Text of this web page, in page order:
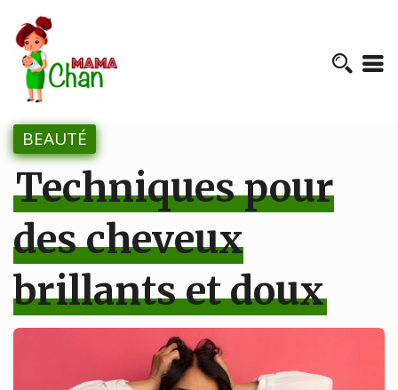
BEAUTÉ
Techniques pour
des cheveux
brillants et doux